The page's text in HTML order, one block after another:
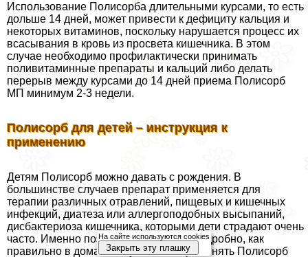
Использование Полисорба длительными курсами, то есть
дольше 14 дней, может привести к дефициту кальция и
некоторых витаминов, поскольку нарушается процесс их
всасывания в кровь из просвета кишечника. В этом
случае необходимо профилактически принимать
поливитаминные препараты и кальций либо делать
перерыв между курсами до 14 дней приема Полисорб
МП минимум 2-3 недели.
Полисорб для детей – инструкция к
применению
Детям Полисорб можно давать с рождения. В
большинстве случаев препарат применяется для
терапии различных отравлений, пищевых и кишечных
инфекций, диатеза или аллергоподобных высыпаний,
дисбактериоза кишечника, которыми дети страдают очень
часто. Именно поэтому рассмотрим подробно, как
правильно в домашних условиях применять Полисорб
На сайте используются cookies
Закрыть эту плашку